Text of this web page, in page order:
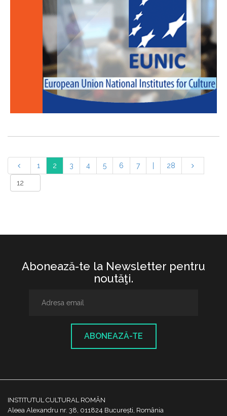
1 2 3 4 5 6 7 28
Abonează-te la Newsletter pentru
noutăţi.
ABONEAZĂ-TE
INSTITUTUL CULTURAL ROMÂN
Aleea Alexandru nr. 38, 011824 București, România